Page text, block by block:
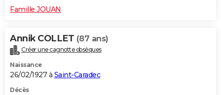
Famille JOUAN
Annik COLLET (87 ans)
Créer une cagnotte obsèques
Naissance
26/02/1927 à Saint-Caradec
Décès